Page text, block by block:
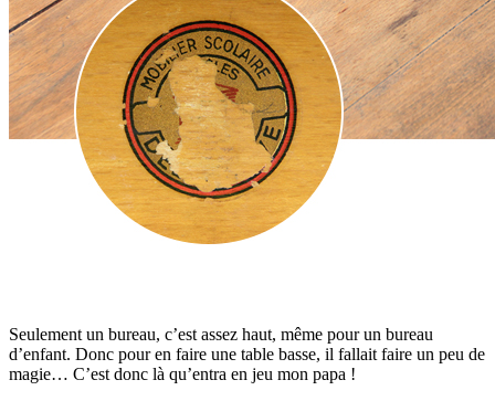
Seulement un bureau, c’est assez haut, même pour un bureau
d’enfant. Donc pour en faire une table basse, il fallait faire un peu de
magie… C’est donc là qu’entra en jeu mon papa !